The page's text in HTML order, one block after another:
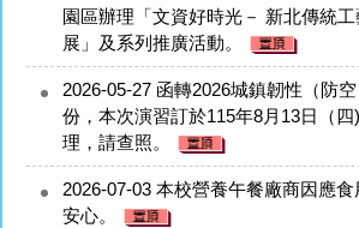
園區辦理「文資好時光－ 新北傳統
展」及系列推廣活動。
2026-05-27 函轉2026城鎮韌性（防
份，本次演習訂於115年8月13日（
理，請查照。
2026-07-03 本校營養午餐廠商因應
安心。